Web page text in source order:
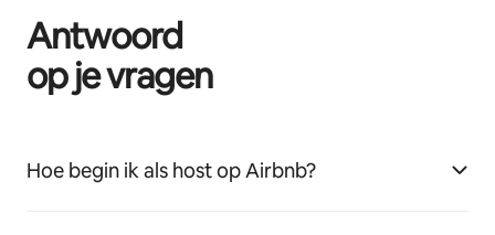
Antwoord
op je vragen
Hoe begin ik als host op Airbnb?